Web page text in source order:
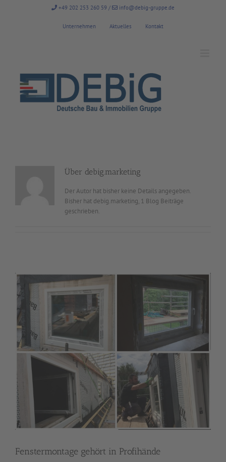
+49 202 253 260 59 / info@debig-gruppe.de
Unternehmen Aktuelles Kontakt
Über debig.marketing
Der Autor hat bisher keine Details angegeben.
Bisher hat debig.marketing, 1 Blog Beiträge
geschrieben.
Fenstermontage gehört in Profihände